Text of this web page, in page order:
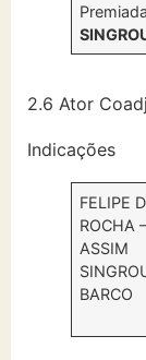
2.6 Ator
Indicações
FELIPE
ROCHA
ASSIM
BARCO